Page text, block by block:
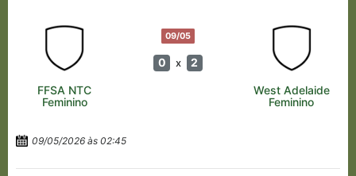
09/05
0 x 2
FFSA NTC
Feminino
West Adelaide
Feminino
09/05/2026 às 02:45